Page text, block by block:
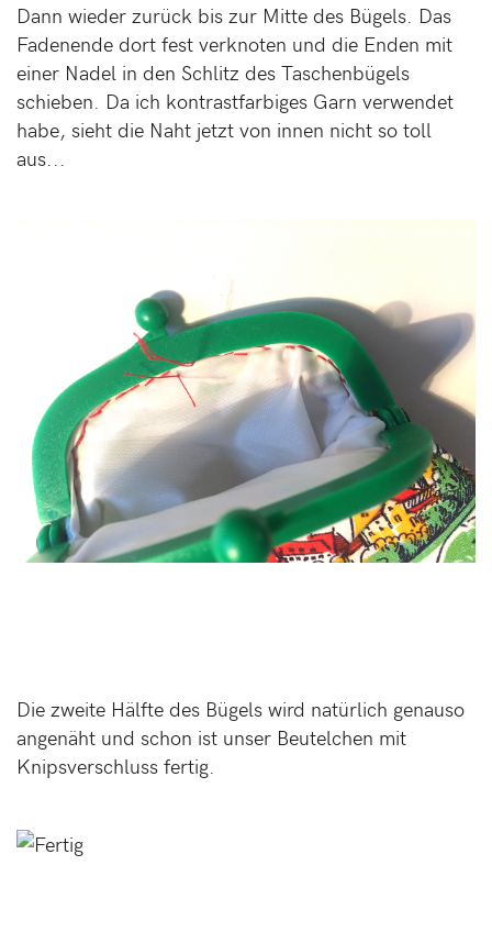
Dann wieder zurück bis zur Mitte des Bügels. Das
Fadenende dort fest verknoten und die Enden mit
einer Nadel in den Schlitz des Taschenbügels
schieben. Da ich kontrastfarbiges Garn verwendet
habe, sieht die Naht jetzt von innen nicht so toll
aus...
Die zweite Hälfte des Bügels wird natürlich genauso
angenäht und schon ist unser Beutelchen mit
Knipsverschluss fertig.